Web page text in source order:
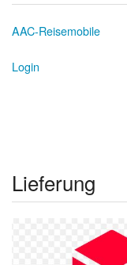
AAC-Reisemobile
Login
Lieferung